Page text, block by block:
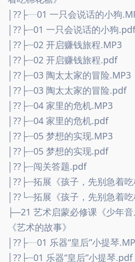
│??├┈01 一只会说话的小狗
│??├┈01 一只会说话的小狗.pdf
│??├┈02 开启赚钱旅程.MP3
│??├┈02 开启赚钱旅程.pdf
│??├┈03 陶太太家的冒险.MP3
│??├┈03 陶太太家的冒险.pdf
│??├┈04 家里的危机.MP3
│??├┈04 家里的危机.pdf
│??├┈05 梦想的实现.MP3
│??├┈05 梦想的实现.pdf
│??├┈闯关答题.pdf
│??├┈拓展《孩子，先别急着
│??└┈拓展《孩子，先别急着
├─21 艺术启蒙必修课《少年
《艺术的故事》
│??├┈01 乐器“皇后”小提琴
│??├┈01 乐器“皇后”小提琴.pdf